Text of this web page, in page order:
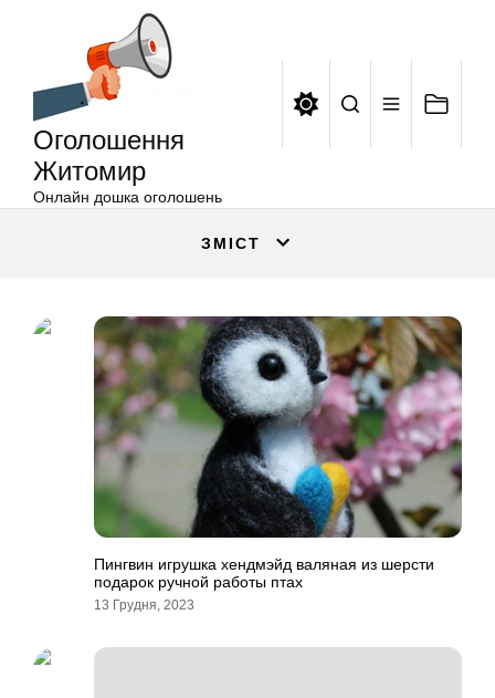
Оголошення
Житомир
Онлайн дошка оголошень
ЗМІСТ
Пингвин игрушка хендмэйд валяная из шерсти
подарок ручной работы птах
13 Грудня, 2023